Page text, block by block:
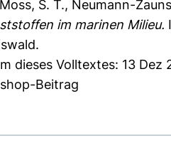
Moss, S. T., Neumann-
im marinen Milieu.
dieses Volltextes: 13 Dez
Beitrag